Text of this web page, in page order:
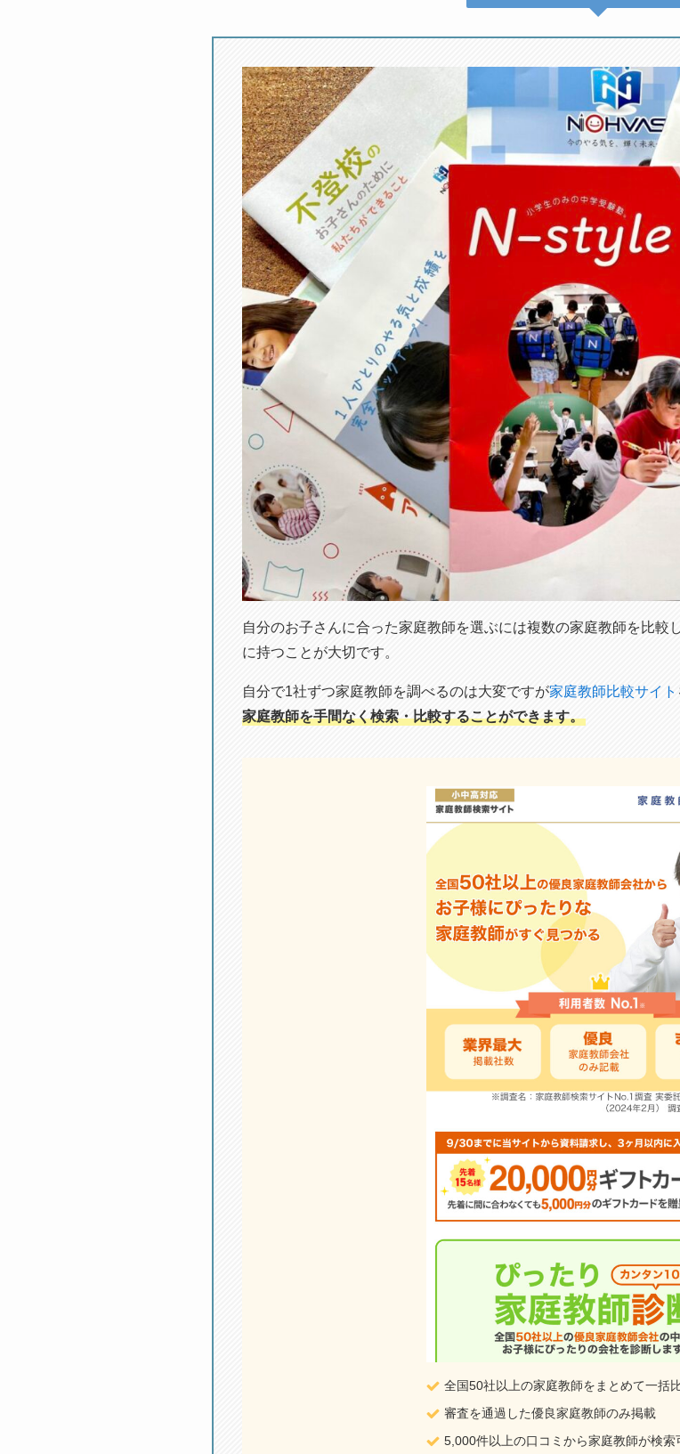
自分のお子さんに合った家庭教師を選ぶには複数の家庭教師を比較
に持つことが大切です。
自分で1社ずつ家庭教師を調べるのは大変ですが家庭教師比較サイト
家庭教師を手間なく検索・比較することができます。
全国50社以上の家庭教師をまとめて一括
審査を通過した優良家庭教師のみ掲載
5,000件以上の口コミから家庭教師が検索